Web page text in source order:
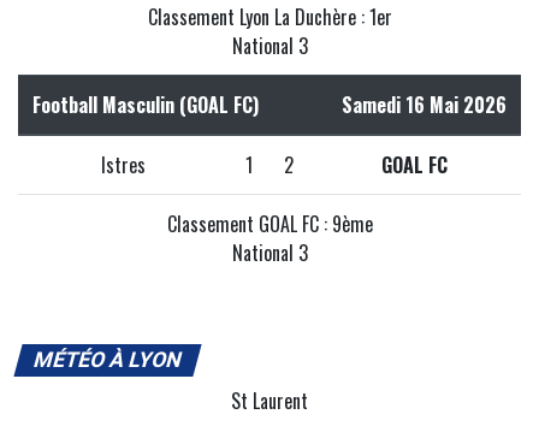
Classement Lyon La Duchère : 1er
National 3
Football Masculin (GOAL FC) Samedi 16 Mai 2026
Istres 1 2 GOAL FC
Classement GOAL FC : 9ème
National 3
MÉTÉO À LYON
St Laurent